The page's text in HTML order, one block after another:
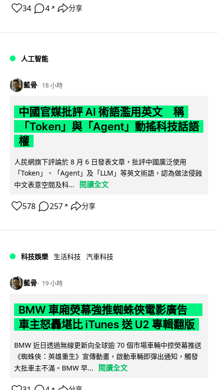
34 4 ↗ 分享
人工智能
藍骨 18 小時
中國官媒批評 AI 術語濫用英文 稱
「Token」與「Agent」動搖科技話語
權
人民網旗下評論於 8 月 6 日發表文章，批評中國廣泛使用
「Token」、「Agent」及「LLM」等英文術語，認為做法侵蝕
中文表意空間及科...
閱讀全文
578 257 ↗ 分享
科技娛樂 生活科技 汽車科技
藍骨 19 小時
BMW 車廂熒幕強推蜘蛛俠電影廣告
車主怒轟堪比 iTunes 送 U2 專輯翻版
BMW 近日透過無線更新向全球逾 70 個市場車輛中控熒幕推送
《蜘蛛俠：英雄重生》宣傳動畫，啟動車輛即彈出通知，觸發
大批車主不滿。BMW 早...
閱讀全文